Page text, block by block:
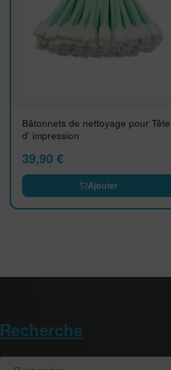
Bâtonnets de nettoyage pour Tête
d' impression
39,90 €
Ajouter
Recherche